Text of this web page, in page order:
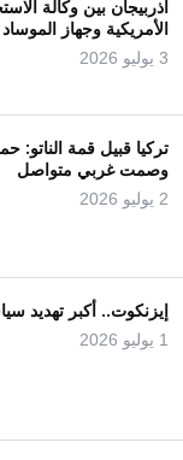
أذربيجان بين وكالة
الأمريكية وجهاز الموساد
3 يوليو 2026
تركيا قبيل قمة الناتو:
وصمت غربي متواصل
2 يوليو 2026
إيزنكوت.. أكبر تهديد
1 يوليو 2026